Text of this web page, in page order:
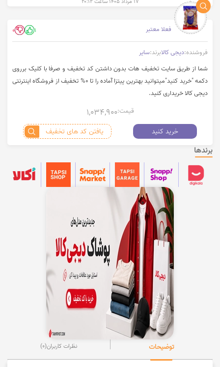
۱۷ مرداد ۱۴۰۵ ساعت ۲۰:۱۲
فعلا معتبر 1
0
فروشنده:دیجی کالابرند:سایر
شما از طریق سایت تخفیف هات بدون داشتن کد تخفیف و صرفا با کلیک برروی
دکمه "خرید کنید"میتوانید بهترین پیتزا آماده را تا 0% تخفیف از فروشگاه اینترنتی
دیجی کالا خریداری کنید.
قیمت:1,034,900
خرید کنید یافتن کد های تخفیف
برندها
توضیحات نظرات کاربران(0)